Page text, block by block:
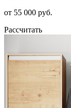
от 55 000 руб.
Рассчитать